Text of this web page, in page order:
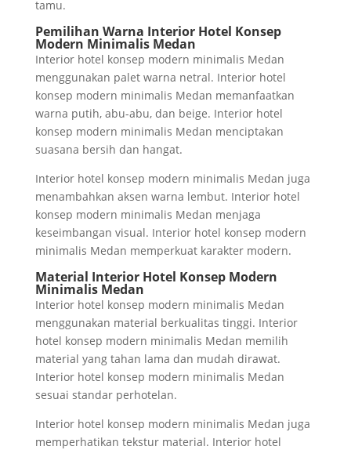
tamu.
Pemilihan Warna Interior Hotel Konsep
Modern Minimalis Medan
Interior hotel konsep modern minimalis Medan
menggunakan palet warna netral. Interior hotel
konsep modern minimalis Medan memanfaatkan
warna putih, abu-abu, dan beige. Interior hotel
konsep modern minimalis Medan menciptakan
suasana bersih dan hangat.
Interior hotel konsep modern minimalis Medan juga
menambahkan aksen warna lembut. Interior hotel
konsep modern minimalis Medan menjaga
keseimbangan visual. Interior hotel konsep modern
minimalis Medan memperkuat karakter modern.
Material Interior Hotel Konsep Modern
Minimalis Medan
Interior hotel konsep modern minimalis Medan
menggunakan material berkualitas tinggi. Interior
hotel konsep modern minimalis Medan memilih
material yang tahan lama dan mudah dirawat.
Interior hotel konsep modern minimalis Medan
sesuai standar perhotelan.
Interior hotel konsep modern minimalis Medan juga
memperhatikan tekstur material. Interior hotel